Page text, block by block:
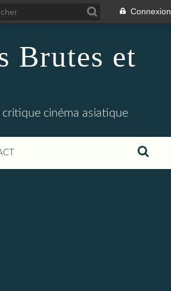
Connexion
Brutes et
cinéma asiatique